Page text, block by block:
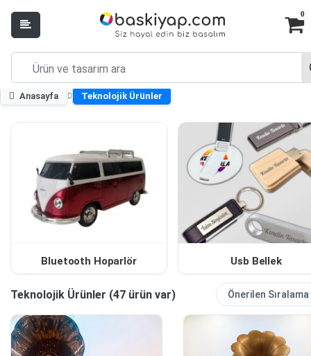
0
Anasayfa Teknolojik Ürünler
Bluetooth Hoparlör Usb Bellek
Teknolojik Ürünler (47 ürün var) Önerilen Sıralama